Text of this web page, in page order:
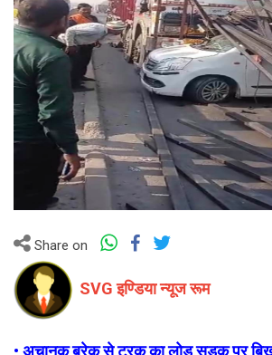
Share on
SVG इण्डिया न्यूज रूम
• अचानक ब्रेक से ट्रक का लोड सड़क पर